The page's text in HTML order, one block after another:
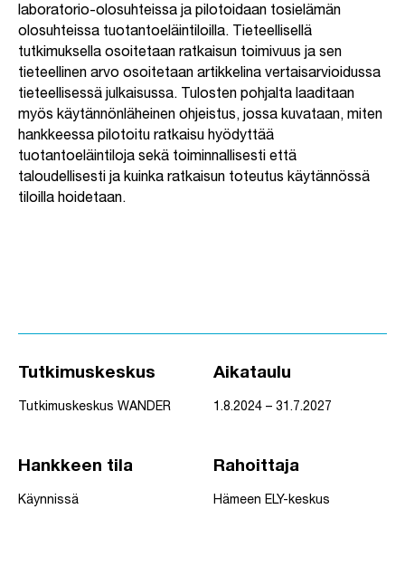
laboratorio-olosuhteissa ja pilotoidaan tosielämän
olosuhteissa tuotantoeläintiloilla. Tieteellisellä
tutkimuksella osoitetaan ratkaisun toimivuus ja sen
tieteellinen arvo osoitetaan artikkelina vertaisarvioidussa
tieteellisessä julkaisussa. Tulosten pohjalta laaditaan
myös käytännönläheinen ohjeistus, jossa kuvataan, miten
hankkeessa pilotoitu ratkaisu hyödyttää
tuotantoeläintiloja sekä toiminnallisesti että
taloudellisesti ja kuinka ratkaisun toteutus käytännössä
tiloilla hoidetaan.
Tutkimuskeskus
Tutkimuskeskus WANDER
Aikataulu
1.8.2024 – 31.7.2027
Hankkeen tila
Käynnissä
Rahoittaja
Hämeen ELY-keskus